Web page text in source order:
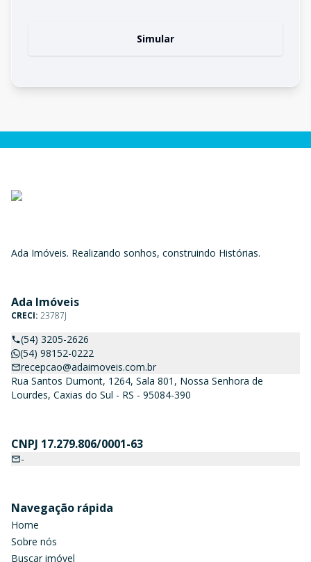
Simular
Ada Imóveis. Realizando sonhos, construindo Histórias.
Ada Imóveis
CRECI: 23787J
(54) 3205-2626
(54) 98152-0222
recepcao@adaimoveis.com.br
Rua Santos Dumont, 1264, Sala 801, Nossa Senhora de
Lourdes, Caxias do Sul - RS - 95084-390
CNPJ 17.279.806/0001-63
-
Navegação rápida
Home
Sobre nós
Buscar imóvel